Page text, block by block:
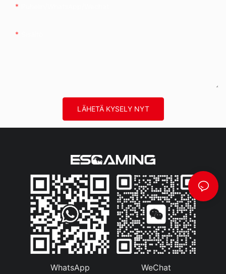
LÄHETÄ KYSELY NYT
WhatsApp WeChat